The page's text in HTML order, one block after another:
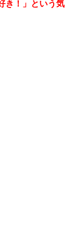
き！」という気